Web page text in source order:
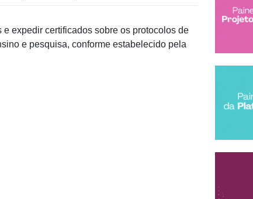
expedir certificados sobre os protocolos de
e pesquisa, conforme estabelecido pela